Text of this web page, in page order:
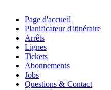
Page d'accueil
Planificateur d'itinéraire
Arrêts
Lignes
Tickets
Abonnements
Jobs
Questions & Contact